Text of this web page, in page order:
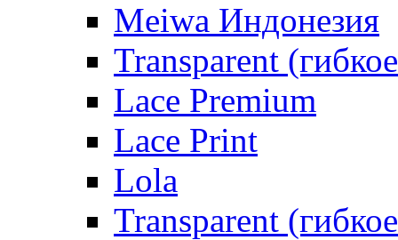
Meiwa Индонезия
Transparent
Lace Premium
Lace Print
Lola
Transparent